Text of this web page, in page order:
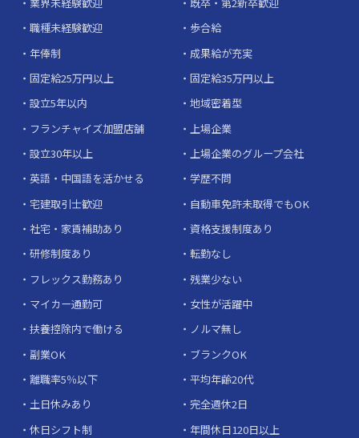
職種未経験歓迎
歩合給
年俸制
成果給が充実
固定給25万円以上
固定給35万円以上
設立5年以内
地域密着型
フランチャイズ加盟店舗
上場企業
設立30年以上
上場企業のグループ会社
英語・中国語を活かせる
学歴不問
宅建取引士歓迎
自動車免許未取得でもOK
社宅・家賃補助あり
資格支援制度あり
研修制度あり
転勤なし
フレックス勤務あり
残業少ない
マイカー通勤可
女性が活躍中
扶養控除内で働ける
ノルマ無し
副業OK
ブランクOK
離職率5％以下
平均年齢20代
土日休みあり
完全週休2日
休日シフト制
年間休日120日以上